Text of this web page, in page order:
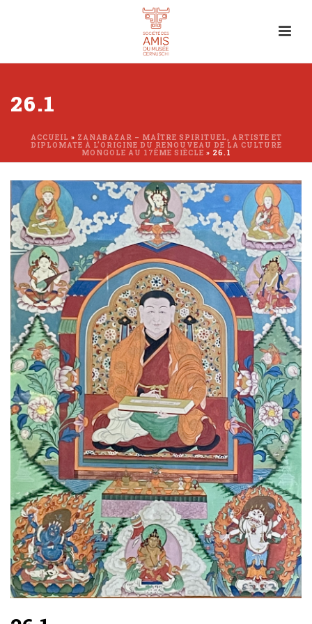
26.1
ACCUEIL » ZANABAZAR – MAÎTRE SPIRITUEL, ARTISTE ET
DIPLOMATE À L’ORIGINE DU RENOUVEAU DE LA CULTURE
MONGOLE AU 17ÈME SIÈCLE » 26.1